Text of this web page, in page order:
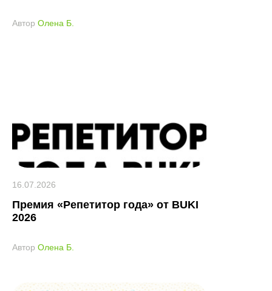
Автор Олена Б.
16.07.2026
Премия «Репетитор года» от BUKI
2026
Автор Олена Б.